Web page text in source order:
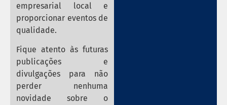
empresarial local e
proporcionar eventos de
qualidade.
Fique atento às futuras
publicações e
divulgações para não
perder nenhuma
novidade sobre o